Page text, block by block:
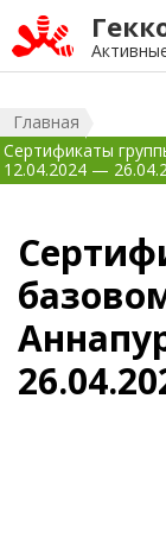
Главная
Сертификаты
12.04.2024 —